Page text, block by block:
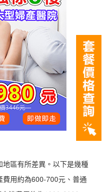
區有所差異。以下是幾種
用約為600-700元、普通